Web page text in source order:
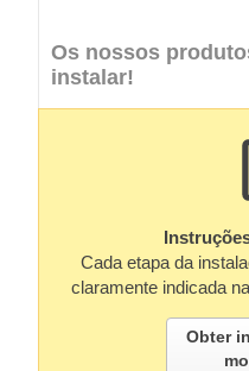
Os nossos
instalar!
Cada etapa da
claramente indicada
Obter